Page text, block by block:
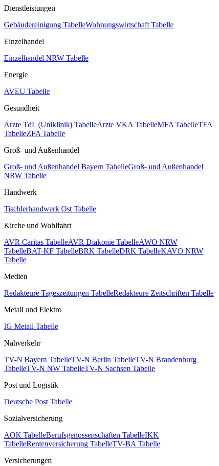
Dienstleistungen
Gebäudereinigung TabelleWohnungswirtschaft Tabelle
Einzelhandel
Einzelhandel NRW Tabelle
Energie
AVEU Tabelle
Gesundheit
Ärzte TdL (Uniklinik) TabelleÄrzte VKA TabelleMFA TabelleTFA
TabelleZFA Tabelle
Groß- und Außenhandel
Groß- und Außenhandel Bayern TabelleGroß- und Außenhandel
NRW Tabelle
Handwerk
Tischlerhandwerk Ost Tabelle
Kirche und Wohlfahrt
AVR Caritas TabelleAVR Diakonie TabelleAWO NRW
TabelleBAT-KF TabelleBRK TabelleDRK TabelleKAVO NRW
Tabelle
Medien
Redakteure Tageszeitungen TabelleRedakteure Zeitschriften Tabelle
Metall und Elektro
IG Metall Tabelle
Nahverkehr
TV-N Bayern TabelleTV-N Berlin TabelleTV-N Brandenburg
TabelleTV-N NW TabelleTV-N Sachsen Tabelle
Post und Logistik
Deutsche Post Tabelle
Sozialversicherung
AOK TabelleBerufsgenossenschaften TabelleIKK
TabelleRentenversicherung TabelleTV-BA Tabelle
Versicherungen